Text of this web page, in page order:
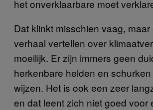
het onverklaarbare moet
Dat klinkt misschien vaag,
verhaal vertellen over
moeilijk. Er zijn immers geen
herkenbare helden en
wijzen. Het is ook een zeer
en dat leent zich niet goed voor